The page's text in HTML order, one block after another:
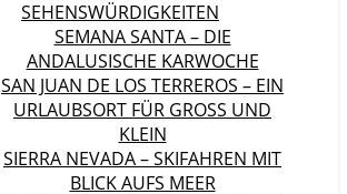
SEHENSWÜRDIGKEITEN
SEMANA SANTA – DIE
ANDALUSISCHE KARWOCHE
SAN JUAN DE LOS TERREROS – EIN
URLAUBSORT FÜR GROSS UND K
LEIN
SIERRA NEVADA – SKIFAHREN MIT
BLICK AUFS MEER